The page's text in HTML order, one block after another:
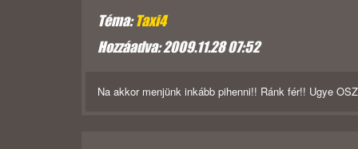
Téma:Taxi4
Hozzáadva: 2009.11.28 07:52
Na akkor menjünk inkább pihenni!! Ránk fér!! Ugye